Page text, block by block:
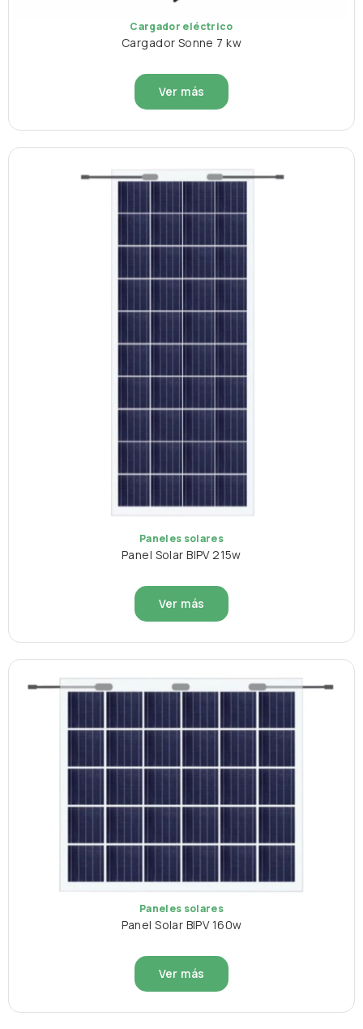
Cargador eléctrico
Cargador Sonne 7 kw
Ver más
Paneles solares
Panel Solar BIPV 215w
Ver más
Paneles solares
Panel Solar BIPV 160w
Ver más